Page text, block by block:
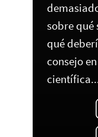
sobre
qué
consejo